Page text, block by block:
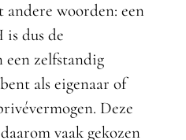
andere woorden: een
dus de
zelfstandig
als eigenaar of
Deze
vaak gekozen